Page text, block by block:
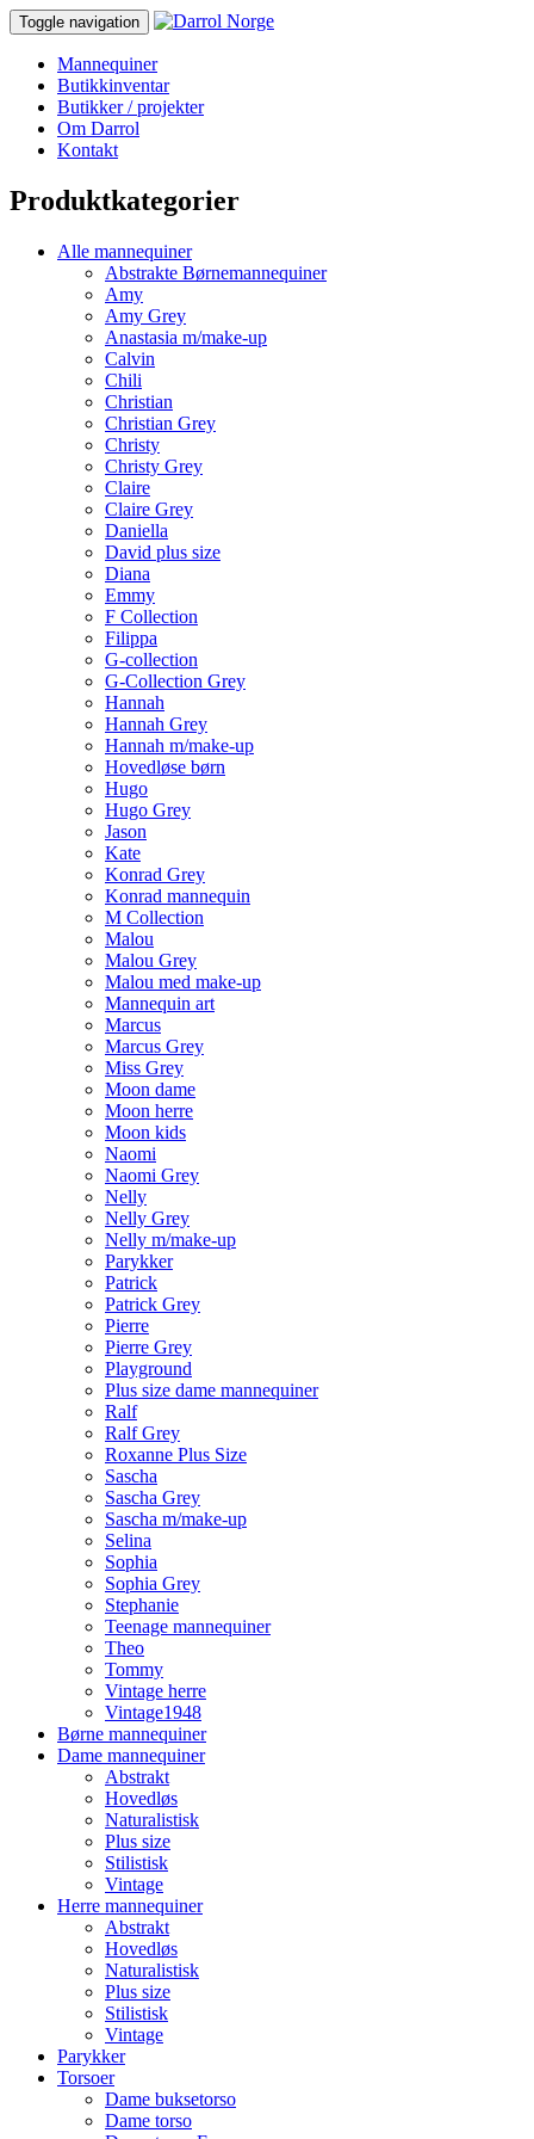
Toggle navigation
Mannequiner
Butikkinventar
Butikker / projekter
Om Darrol
Kontakt
Produktkategorier
Alle mannequiner
Abstrakte Børnemannequiner
Amy
Amy Grey
Anastasia m/make-up
Calvin
Chili
Christian
Christian Grey
Christy
Christy Grey
Claire
Claire Grey
Daniella
David plus size
Diana
Emmy
F Collection
Filippa
G-collection
G-Collection Grey
Hannah
Hannah Grey
Hannah m/make-up
Hovedløse børn
Hugo
Hugo Grey
Jason
Kate
Konrad Grey
Konrad mannequin
M Collection
Malou
Malou Grey
Malou med make-up
Mannequin art
Marcus
Marcus Grey
Miss Grey
Moon dame
Moon herre
Moon kids
Naomi
Naomi Grey
Nelly
Nelly Grey
Nelly m/make-up
Parykker
Patrick
Patrick Grey
Pierre
Pierre Grey
Playground
Plus size dame mannequiner
Ralf
Ralf Grey
Roxanne Plus Size
Sascha
Sascha Grey
Sascha m/make-up
Selina
Sophia
Sophia Grey
Stephanie
Teenage mannequiner
Theo
Tommy
Vintage herre
Vintage1948
Børne mannequiner
Dame mannequiner
Abstrakt
Hovedløs
Naturalistisk
Plus size
Stilistisk
Vintage
Herre mannequiner
Abstrakt
Hovedløs
Naturalistisk
Plus size
Stilistisk
Vintage
Parykker
Torsoer
Dame buksetorso
Dame torso